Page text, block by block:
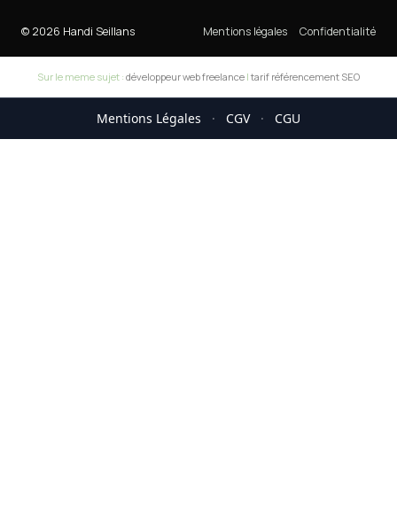
© 2026 Handi Seillans Mentions légales Confidentialité
Sur le meme sujet : développeur web freelance | tarif référencement SEO
Mentions Légales · CGV · CGU